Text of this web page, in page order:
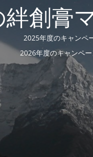
創膏
2025年度のキャンペ
2026年度のキャンペ